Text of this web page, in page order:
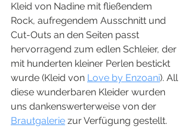
Kleid von Nadine mit fließendem
Rock, aufregendem Ausschnitt und
Cut-Outs an den Seiten passt
hervorragend zum edlen Schleier, der
mit hunderten kleiner Perlen bestickt
wurde (Kleid von Love by Enzoani). All
diese wunderbaren Kleider wurden
uns dankenswerterweise von der
Brautgalerie zur Verfügung gestellt.